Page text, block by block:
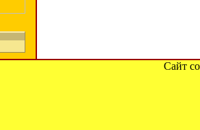
Сайт